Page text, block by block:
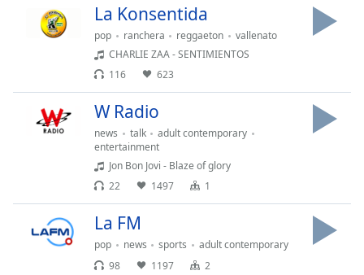
window.
La Konsentida
pop ranchera reggaeton
vallenato
CHARLIE ZAA - SENTIMIENTOS
116
623
W Radio
news talk
adult contemporary
entertainment
Jon Bon Jovi - Blaze of glory
22
1497 1
La FM
pop news sports
adult contemporary
98
1197 2